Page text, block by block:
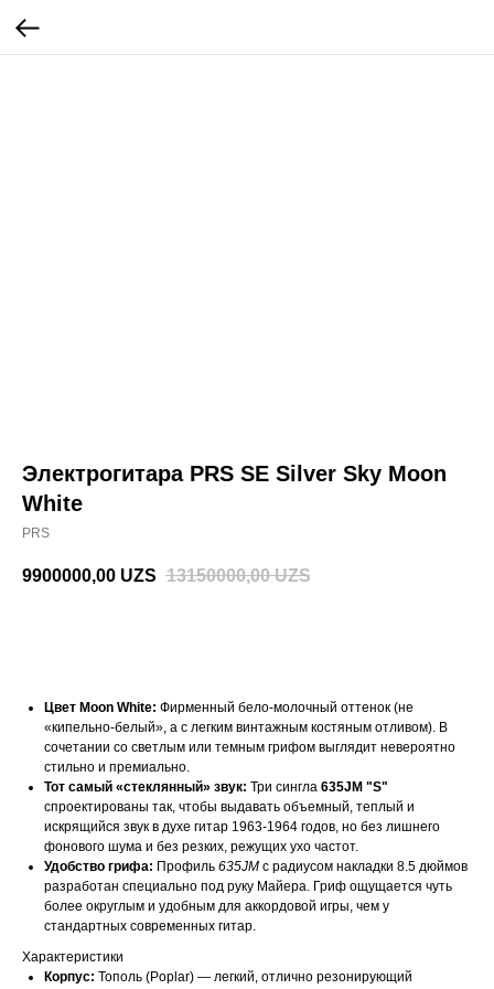
Электрогитара PRS SE Silver Sky Moon
White
PRS
9900000,00 UZS 13150000,00 UZS
Цвет Moon White: Фирменный бело-молочный оттенок (не
«кипельно-белый», а с легким винтажным костяным отливом). В
сочетании со светлым или темным грифом выглядит невероятно
стильно и премиально.
Тот самый «стеклянный» звук: Три сингла 635JM "S"
спроектированы так, чтобы выдавать объемный, теплый и
искрящийся звук в духе гитар 1963-1964 годов, но без лишнего
фонового шума и без резких, режущих ухо частот.
Удобство грифа: Профиль 635JM с радиусом накладки 8.5 дюймов
разработан специально под руку Майера. Гриф ощущается чуть
более округлым и удобным для аккордовой игры, чем у
стандартных современных гитар.
Характеристики
Корпус: Тополь (Poplar) — легкий, отлично резонирующий